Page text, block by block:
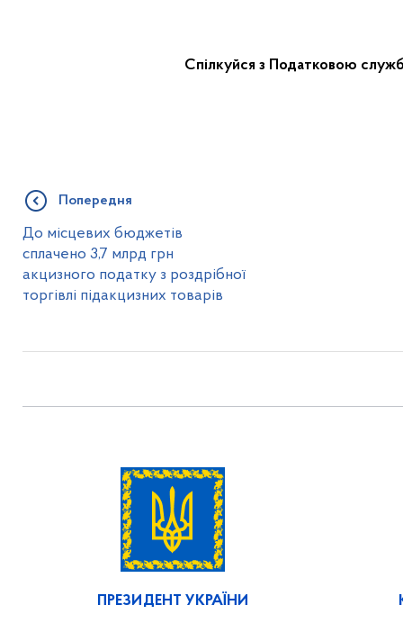
Спілкуйся з Податковою
Попередня
До місцевих бюджетів
сплачено 3,7 млрд грн
акцизного податку з роздрібної
торгівлі підакцизних товарів
ПРЕЗИДЕНТ УКРАЇНИ